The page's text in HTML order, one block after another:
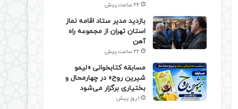
22 ساعت پیش
بازدید مدیر ستاد اقامه نماز
استان تهران از مجموعه راه
آهن
22 ساعت پیش
مسابقه کتابخوانی «لیمو
شیرین روح» در چهارمحال و
بختیاری برگزار می‌شود
1 روز پیش